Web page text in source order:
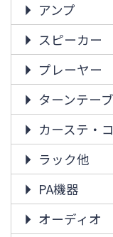
アンプ
スピーカー
プレーヤー
ターンテー
カーステ・
ラック他
PA機器
オーディオ